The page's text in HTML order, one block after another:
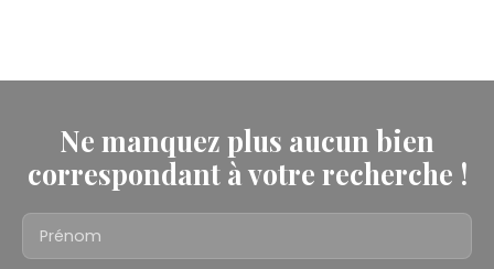
Ne manquez plus aucun bien
correspondant à votre recherche !
Prénom